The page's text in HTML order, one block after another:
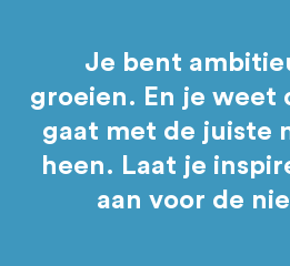
Je bent
groeien. En je weet
gaat met de juiste
heen. Laat je
aan voor de